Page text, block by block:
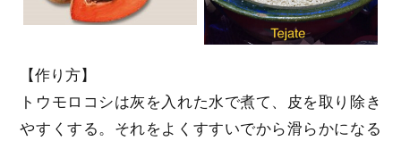
【作り方】
トウモロコシは灰を入れた水で煮て、皮を取り除き
やすくする。それをよくすすいでから滑らかになる